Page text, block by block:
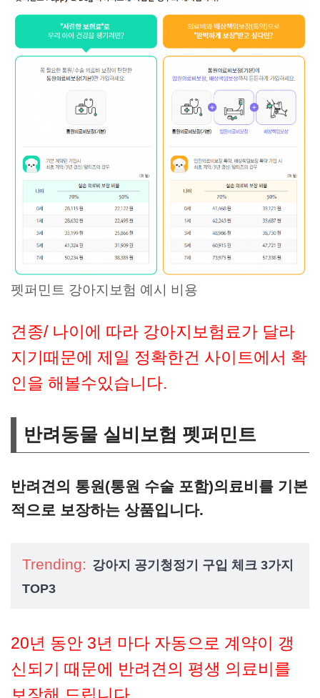
펫퍼민트 강아지보험 예시 비용
견종/ 나이에 따라 강아지보험료가 달라
지기때문에 제일 정확한건 사이트에서 확
인을 해볼수있습니다.
반려동물 실비보험 펫퍼민트
반려견의 통원(통원 수술 포함)의료비를 기본
적으로 보장하는 상품입니다.
Trending: 강아지 공기청정기 구입 체크 3가지
TOP3
20년 동안 3년 마다 자동으로 계약이 갱
신되기 때문에 반려견의 평생 의료비를